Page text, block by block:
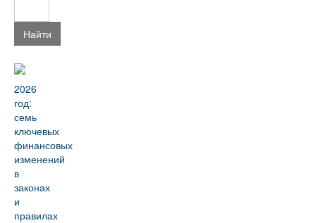
Найти
2026
год:
семь
ключевых
финансовых
изменений
в
законах
и
правилах